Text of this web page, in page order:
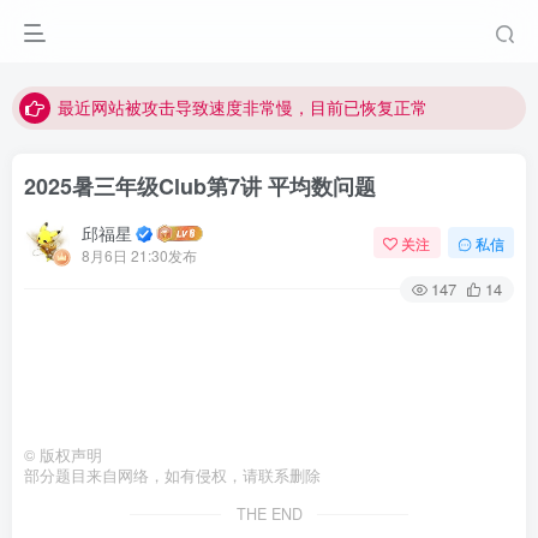
最近网站被攻击导致速度非常慢，目前已恢复正常
2025暑三年级Club第7讲 平均数问题
邱福星
8月6日 21:30发布
关注 私信
147 14
© 版权声明
部分题目来自网络，如有侵权，请联系删除
THE END